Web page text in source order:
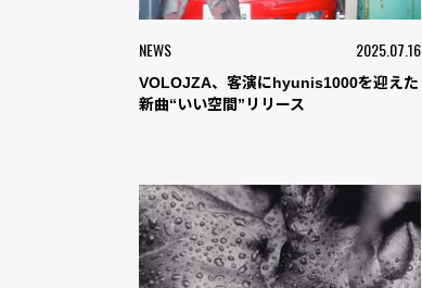
NEWS 2025.07.16
VOLOJZA、客演にhyunis1000を迎えた
新曲“いい空間”リリース